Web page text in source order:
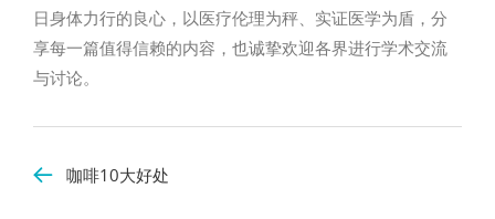
日身体力行的良心，以医疗伦理为秤、实证医学为盾，分
享每一篇值得信赖的内容，也诚挚欢迎各界进行学术交流
与讨论。
咖啡10大好处